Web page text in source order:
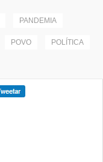
PANDEMIA
POVO POLÍTICA